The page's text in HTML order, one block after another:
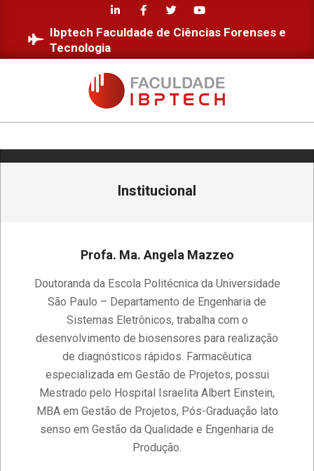
content
Ibptech Faculdade de Ciências Forenses e
Tecnologia
FACULDADE
IBPTECH
Institucional
Profa. Ma. Angela Mazzeo
04-
Doutoranda da Escola Politécnica da Universidade
São Paulo – Departamento de Engenharia de
Sistemas Eletrônicos, trabalha com o
desenvolvimento de biosensores para realização
de diagnósticos rápidos. Farmacêutica
especializada em Gestão de Projetos, possui
Mestrado pelo Hospital Israelita Albert Einstein,
MBA em Gestão de Projetos, Pós-Graduação lato
senso em Gestão da Qualidade e Engenharia de
Produção.